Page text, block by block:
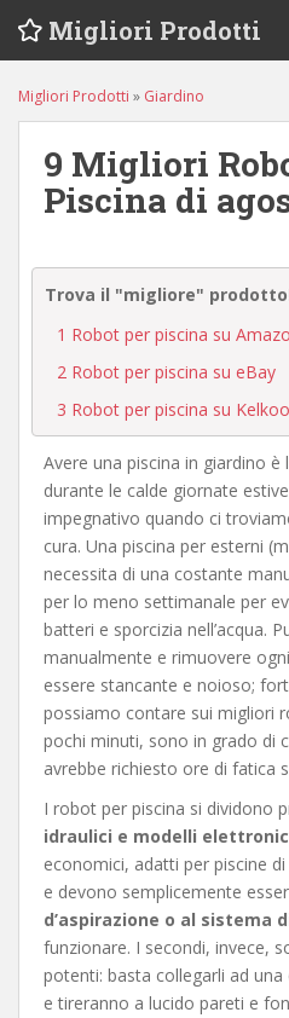
i
Migliori Prodotti
Migliori Prodotti » Giardino
9 Migliori
Piscina di
Trova il "migliore"
1 Robot per piscina su
2 Robot per piscina su eBay
3 Robot per piscina su Kelkoo
Avere una piscina in giardino è
durante le calde giornate
impegnativo quando ci
cura. Una piscina per esterni
necessita di una costante
per lo meno settimanale per
batteri e sporcizia nell’acqua.
manualmente e rimuovere
essere stancante e noioso;
possiamo contare sui migliori
pochi minuti, sono in grado di
avrebbe richiesto ore di fatica
I robot per piscina si dividono
idraulici e modelli
economici, adatti per piscine
e devono semplicemente
d’aspirazione o al sistema
funzionare. I secondi, invece,
potenti: basta collegarli ad una
e tireranno a lucido pareti e